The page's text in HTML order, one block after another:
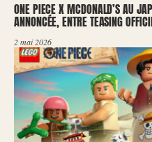
ONE PIECE X MCDONALD’S AU
ANNONCÉE, ENTRE TEASING
2 mai 2026